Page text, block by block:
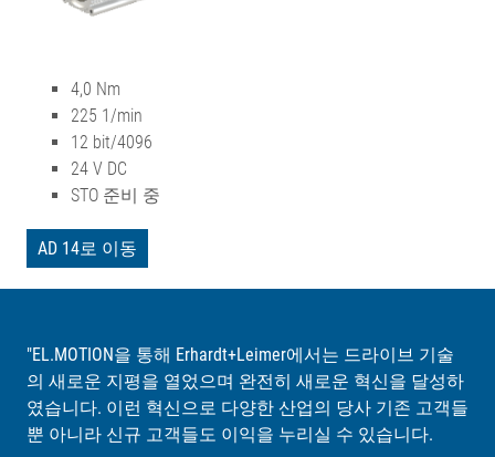
4,0 Nm
225 1/min
12 bit/4096
24 V DC
STO 준비 중
AD 14로 이동
"EL.MOTION을 통해 Erhardt+Leimer에서는 드라이브 기술
의 새로운 지평을 열었으며 완전히 새로운 혁신을 달성하
였습니다. 이런 혁신으로 다양한 산업의 당사 기존 고객들
뿐 아니라 신규 고객들도 이익을 누리실 수 있습니다.